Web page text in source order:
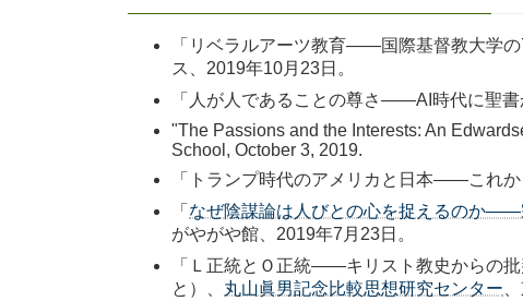
「リベラルアーツ教育――国際基督教大学
ス、2019年10月23日。
「人が人であることの尊さ――AI時代に聖
"The Passions and the Interests: An
School, October 3, 2019.
「トランプ時代のアメリカと日本――これか
「 なぜ陰謀論は人びとの心を捉えるのか――
がやがや館、2019年7月23日。
「Ｌ正統とＯ正統――キリスト教史からの批
と）、 丸山眞男記念比較思想研究センター